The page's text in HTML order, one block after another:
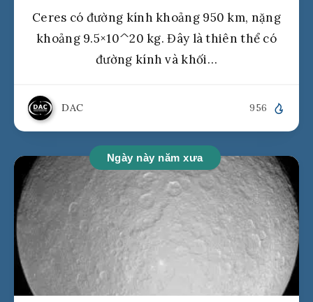
Ceres có đường kính khoảng 950 km, nặng
khoảng 9.5×10^20 kg. Đây là thiên thể có
đường kính và khối…
DAC 956
Ngày này năm xưa